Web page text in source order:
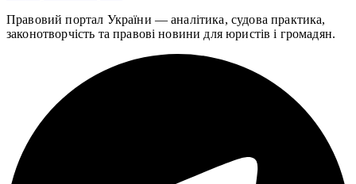
Правовий портал України — аналітика, судова практика,
законотворчість та правові новини для юристів і громадян.